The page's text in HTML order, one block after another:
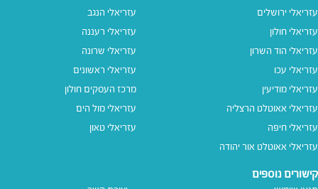
עזריאלי ירושלים
עזריאלי חולון
עזריאלי הוד השרון
עזריאלי עכו
עזריאלי מודיעין
עזריאלי אאוטלט הרצליה
עזריאלי חיפה
עזריאלי אאוטלט אור יהודה
עזריאלי הנגב
עזריאלי רעננה
עזריאלי שרונה
עזריאלי ראשונים
מרכז העסקים חולון
עזריאלי מול הים
עזריאלי טאון
קישורים נוספים